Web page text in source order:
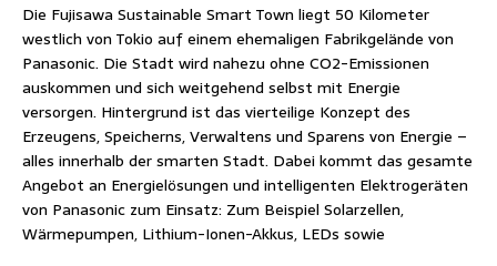
Die Fujisawa Sustainable Smart Town liegt 50 Kilometer
westlich von Tokio auf einem ehemaligen Fabrikgelände von
Panasonic. Die Stadt wird nahezu ohne CO2-Emissionen
auskommen und sich weitgehend selbst mit Energie
versorgen. Hintergrund ist das vierteilige Konzept des
Erzeugens, Speicherns, Verwaltens und Sparens von Energie –
alles innerhalb der smarten Stadt. Dabei kommt das gesamte
Angebot an Energielösungen und intelligenten Elektrogeräten
von Panasonic zum Einsatz: Zum Beispiel Solarzellen,
Wärmepumpen, Lithium-Ionen-Akkus, LEDs sowie